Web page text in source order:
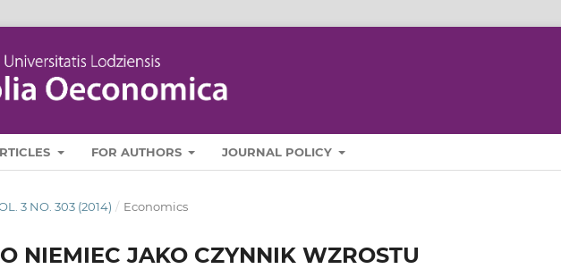
FOR AUTHORS JOURNAL POLICY
3 NO. 303 (2014) / Economics
NIEMIEC JAKO CZYNNIK WZROSTU